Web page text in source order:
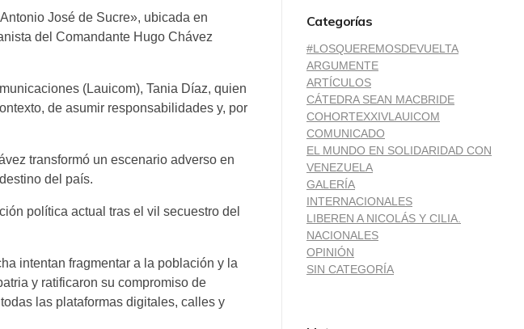
José de Sucre», ubicada en
del Comandante Hugo Chávez
(Lauicom), Tania Díaz, quien
de asumir responsabilidades y, por
transformó un escenario adverso en
del país.
política actual tras el vil secuestro del
intentan fragmentar a la población y la
y ratificaron su compromiso de
las plataformas digitales, calles y
Categorías
#LOSQUEREMOSDEVUELTA
ARGUMENTE
ARTÍCULOS
CÁTEDRA SEAN MACBRIDE
COHORTEXXIVLAUICOM
COMUNICADO
EL MUNDO EN SOLIDARIDAD CON
VENEZUELA
GALERÍA
INTERNACIONALES
LIBEREN A NICOLÁS Y CILIA.
NACIONALES
OPINIÓN
SIN CATEGORÍA